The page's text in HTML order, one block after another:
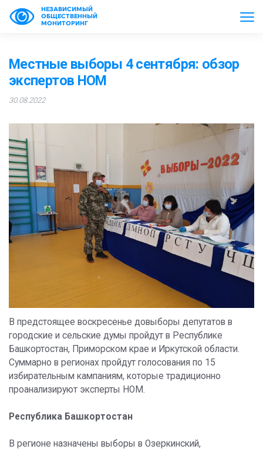
НЕЗАВИСИМЫЙ
ОБЩЕСТВЕННЫЙ
МОНИТОРИНГ
Местные выборы 4 сентября: обзор
экспертов НОМ
30.08.2022
В предстоящее воскресенье довыборы депутатов в
городские и сельские думы пройдут в Республике
Башкортостан, Приморском крае и Иркутской области.
Суммарно в регионах пройдут голосования по 15
избирательным кампаниям, которые традиционно
проанализируют эксперты НОМ.
Республика Башкортостан
В регионе назначены выборы в Озеркинский,